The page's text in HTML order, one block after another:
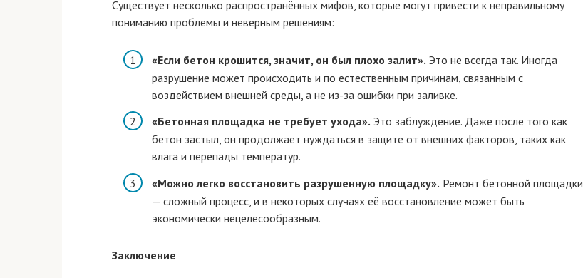
Существует несколько распространённых мифов, которые могут привести к неправильному
пониманию проблемы и неверным решениям:
«Если бетон крошится, значит, он был плохо залит». Это не всегда так. Иногда
разрушение может происходить и по естественным причинам, связанным с
воздействием внешней среды, а не из-за ошибки при заливке.
«Бетонная площадка не требует ухода». Это заблуждение. Даже после того как
бетон застыл, он продолжает нуждаться в защите от внешних факторов, таких как
влага и перепады температур.
«Можно легко восстановить разрушенную площадку». Ремонт бетонной площадки
— сложный процесс, и в некоторых случаях её восстановление может быть
экономически нецелесообразным.
Заключение